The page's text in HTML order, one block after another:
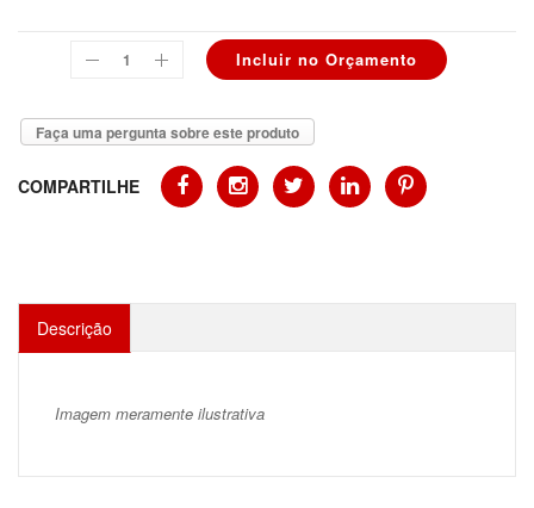
Faça uma pergunta sobre este produto
COMPARTILHE
Descrição
Imagem meramente ilustrativa